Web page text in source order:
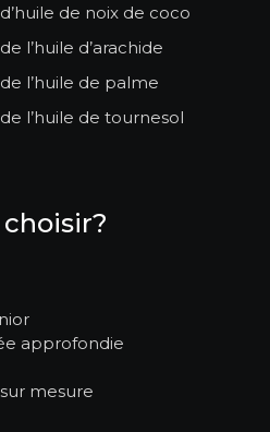
de noix de coco
l’huile d’arachide
l’huile de palme
l’huile de tournesol
approfondie
mesure